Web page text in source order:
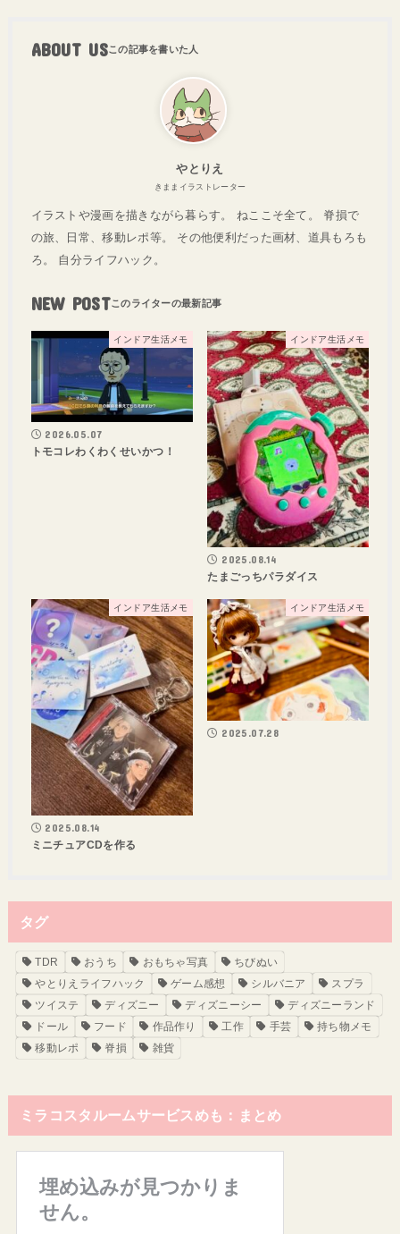
ABOUT US
やとりえ
きままイラストレーター
イラストや漫画を描きながら暮らす。 ねここそ全て。 脊損で
の旅、日常、移動レポ等。 その他便利だった画材、道具もろも
ろ。 自分ライフハック。
NEW POST
インドア生活メモ
2026.05.07
トモコレわくわくせいかつ！
インドア生活メモ
2025.08.14
たまごっちパラダイス
インドア生活メモ
2025.08.14
ミニチュアCDを作る
インドア生活メモ
2025.07.28
タグ
TDR おうち おもちゃ写真
ちびぬい
やとりえライフハック
ゲーム感想 シルバニア
スプラ
ツイステ
ディズニー ディズニーシー
ディズニーランド
ドール
フード 作品作り 工作 手芸
持ち物メモ
移動レポ
脊損 雑貨
ミラコスタルームサービスめも：まとめ